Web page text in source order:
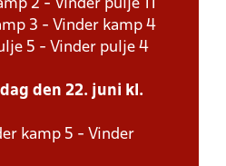
2 - Vinder pulje 11
3 - Vinder kamp 4
5 - Vinder pulje 4
den 22. juni kl.
kamp 5 - Vinder